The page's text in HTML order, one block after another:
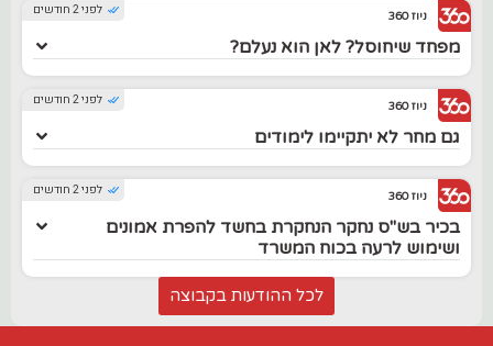
לפני 2 חודשים ניוז 360
מפחד שיחוסל? לאן הוא נעלם?
לפני 2 חודשים ניוז 360
גם מחר לא יתקיימו לימודים
לפני 2 חודשים ניוז 360
בכיר בש"ס נחקר הנחקרת בחשד להפרת אמונים
ושימוש לרעה בכוח המשרד
לכל ההודעות בקבוצה